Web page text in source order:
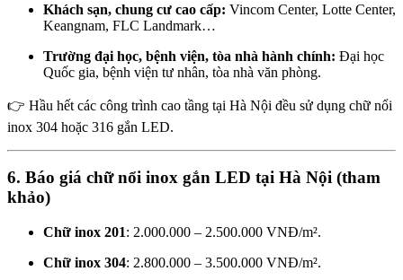
Khách sạn, chung cư cao cấp: Vincom Center, Lotte Center,
Keangnam, FLC Landmark…
Trường đại học, bệnh viện, tòa nhà hành chính: Đại học
Quốc gia, bệnh viện tư nhân, tòa nhà văn phòng.
👉 Hầu hết các công trình cao tầng tại Hà Nội đều sử dụng chữ nổi
inox 304 hoặc 316 gắn LED.
6. Báo giá chữ nổi inox gắn LED tại Hà Nội (tham
khảo)
Chữ inox 201: 2.000.000 – 2.500.000 VNĐ/m².
Chữ inox 304: 2.800.000 – 3.500.000 VNĐ/m².